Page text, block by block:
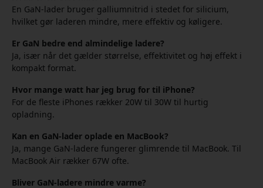
En GaN-lader bruger galliumnitrid i stedet for silicium,
hvilket gør laderen mindre, mere effektiv og køligere.
Er GaN bedre end almindelige ladere?
Ja, især når det gælder størrelse, effektivitet og høj effekt i
kompakt format.
Hvor mange watt har jeg brug for til iPhone?
For de fleste iPhones rækker 20W til 30W til hurtig
opladning.
Kan en GaN-lader oplade en MacBook?
Ja, mange GaN-ladere fungerer glimrende til MacBook. Til
MacBook Air rækker 67W ofte.
Bliver GaN-ladere mindre varme?